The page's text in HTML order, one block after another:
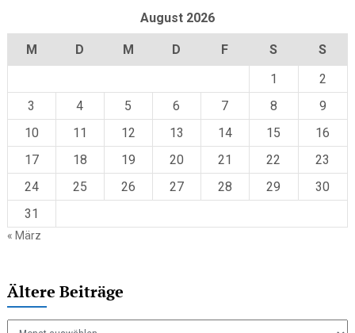
August 2026
M D M D F S
S
1
2
3
4 5 6 7 8
9
10
11 12 13 14 15
16
17
18 19 20 21 22
23
24
25 26 27 28 29
30
31
« März
Ältere Beiträge